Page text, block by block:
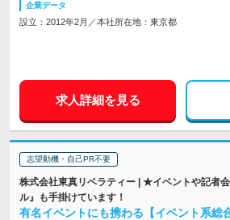
企業データ
設立：2012年2月／本社所在地：東京都
求人詳細を見る
志望動機・自己PR不要
株式会社東真リベラティー | ★イベントや記者
ル』も手掛けています！
有名イベントにも携わる【イベント系総